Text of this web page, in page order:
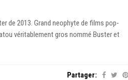
de 2013. Grand neophyte de films pop-
véritablement gros nommé Buster et
Partager: